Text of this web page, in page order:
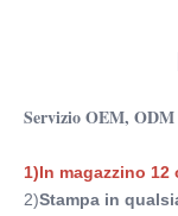
Type:
Feature:
Eliminatore di
Servizio OEM, ODM
1)In magazzino
2)Stampa in